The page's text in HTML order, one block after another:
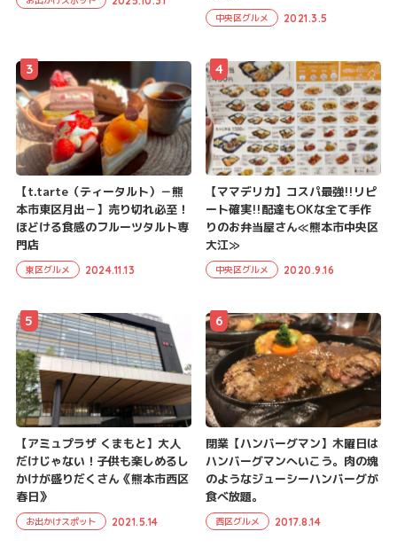
中央区グルメ 2021.3.5
【t.tarte（ティータルト）－熊
本市東区月出－】売り切れ必至！
ほどける食感のフルーツタルト専
門店
東区グルメ 2024.11.13
3
【ママデリカ】コスパ最強!!リピ
ート確実!!配達もOKな全て手作
りのお弁当屋さん≪熊本市中央区
大江≫
中央区グルメ 2020.9.16
4
【アミュプラザ くまもと】大人
だけじゃない！子供も楽しめるし
かけが盛りだくさん《熊本市西区
春日》
お出かけスポット 2021.5.14
5
閉業【ハンバーグマン】木曜日は
ハンバーグマンへいこう。肉の塊
のようなジューシーハンバーグが
食べ放題。
西区グルメ 2017.8.14
6